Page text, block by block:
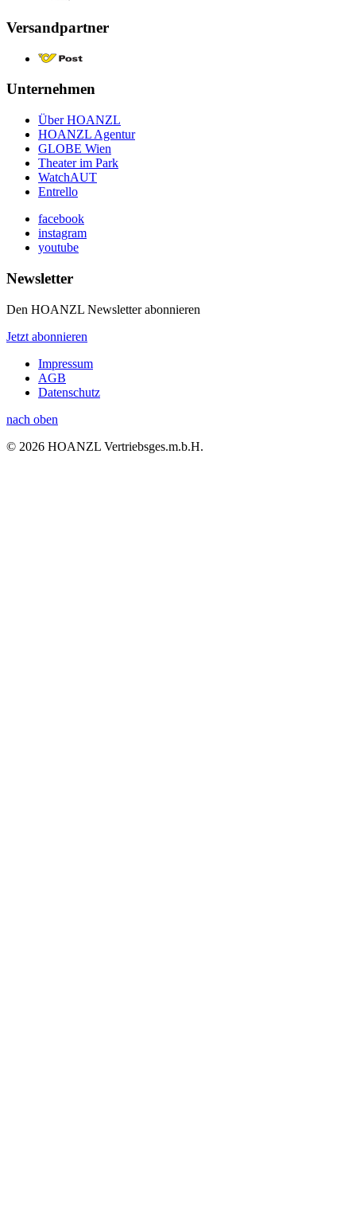
Versandpartner
Unternehmen
Über HOANZL
HOANZL Agentur
GLOBE Wien
Theater im Park
WatchAUT
Entrello
facebook
instagram
youtube
Newsletter
Den HOANZL Newsletter abonnieren
Jetzt abonnieren
Impressum
AGB
Datenschutz
nach oben
© 2026 HOANZL Vertriebsges.m.b.H.